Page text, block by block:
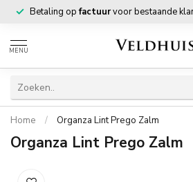
Betaling opfactuurvoor bestaande
MENU
Home / Organza Lint Prego Zalm
Organza Lint Prego Zalm